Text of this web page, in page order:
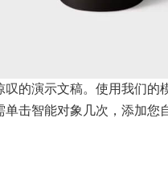
的演示文稿。使用我们
击智能对象几次，添加